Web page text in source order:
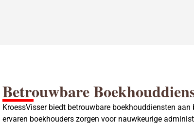
Betrouwbare
KroessVisser biedt betrouwbare boekhouddiensten
ervaren boekhouders zorgen voor nauwkeurige